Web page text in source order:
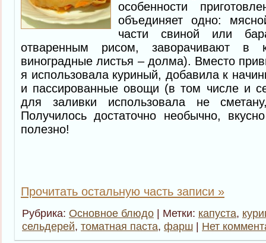
особенности
объединяет одно:
части свиной или
отваренным рисом, заворачивают в
виноградные листья – долма). Вместо
я использовала куриный, добавила к
и пассированные овощи (в том числе и
для заливки использовала не
Получилось достаточно необычно,
полезно!
Прочитать остальную часть записи »
Рубрика: Основное блюдо | Метки: капуста,
сельдерей, томатная паста, фарш | Нет